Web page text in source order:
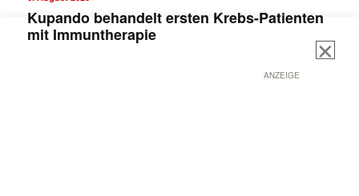
Kupando behandelt ersten Krebs-Patienten
mit Immuntherapie
ANZEIGE